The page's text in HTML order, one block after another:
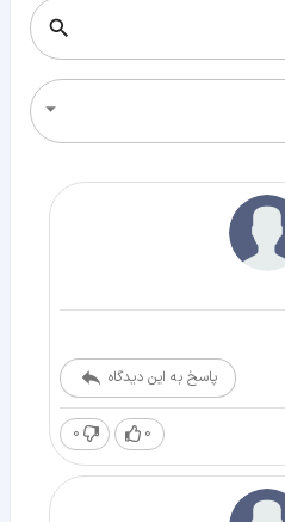
پاسخ به این دیدگاه
0
0